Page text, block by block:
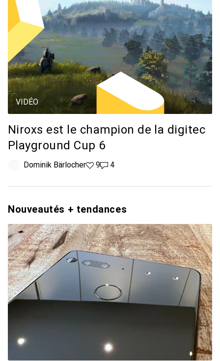
VIDÉO
Niroxs est le champion de la digitec
Playground Cup 6
Dominik Bärlocher9 likes
94 commentaires
4
Nouveautés + tendances